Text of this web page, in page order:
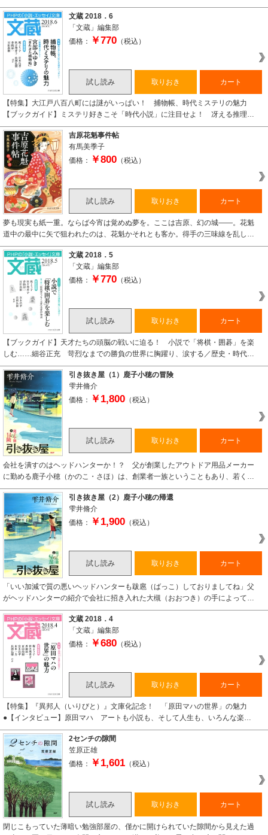
文蔵 2018．6
「文蔵」編集部
価格：
￥770 （税込）
試し読み 取りおき カート
【特集】大江戸八百八町には謎がいっぱい！ 捕物帳、時代ミステリの魅力
【ブックガイド】ミステリ好きこそ「時代小説」に注目せよ！ 冴える推理…
吉原花魁事件帖
有馬美季子
価格：
￥800 （税込）
試し読み 取りおき カート
夢も現実も紙一重。ならば今宵は覚めぬ夢を。ここは吉原、幻の城――。花魁
道中の最中に矢で狙われたのは、花魁かそれとも客か。得手の三味線を乱し…
文蔵 2018．5
「文蔵」編集部
価格：
￥770 （税込）
試し読み 取りおき カート
【ブックガイド】天才たちの頭脳の戦いに迫る！ 小説で「将棋・囲碁」を楽
しむ……細谷正充 苛烈なまでの勝負の世界に胸躍り、涙する／歴史・時代…
引き抜き屋（1）鹿子小穂の冒険
雫井脩介
価格：
￥1,800 （税込）
試し読み 取りおき カート
会社を潰すのはヘッドハンターか！？ 父が創業したアウトドア用品メーカー
に勤める鹿子小穂（かのこ・さほ）は、創業者一族ということもあり、若く…
引き抜き屋（2）鹿子小穂の帰還
雫井脩介
価格：
￥1,900 （税込）
試し読み 取りおき カート
「いい加減で質の悪いヘッドハンターも跋扈（ばっこ）しておりましてね」父
がヘッドハンターの紹介で会社に招き入れた大槻（おおつき）の手によって…
文蔵 2018．4
「文蔵」編集部
価格：
￥680 （税込）
試し読み 取りおき カート
【特集】『異邦人（いりびと）』文庫化記念！ 「原田マハの世界」の魅力
●【インタビュー】原田マハ アートも小説も、そして人生も、いろんな楽…
2センチの隙間
笠原正雄
価格：
￥1,601 （税込）
試し読み 取りおき カート
閉じこもっていた薄暗い勉強部屋の、僅かに開けられていた隙間から見えた過